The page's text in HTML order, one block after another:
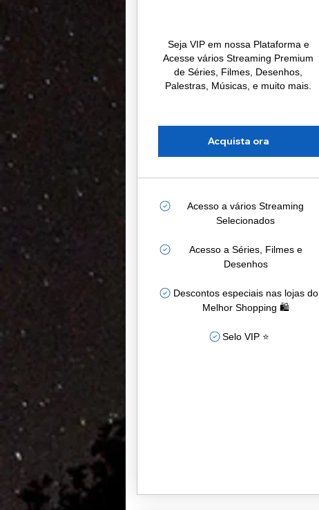
Seja VIP em nossa Plataforma e
Acesse vários Streaming Premium
de Séries, Filmes, Desenhos,
Palestras, Músicas, e muito mais.
Acquista ora
Acesso a vários Streaming
Selecionados
Acesso a Séries, Filmes e
Desenhos
Descontos especiais nas lojas do
Melhor Shopping 🛍️
Selo VIP ⭐